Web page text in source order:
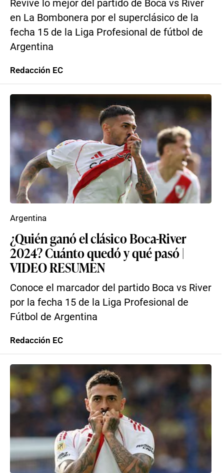
Revive lo mejor del partido de Boca vs River
en La Bombonera por el superclásico de la
fecha 15 de la Liga Profesional de fútbol de
Argentina
Redacción EC
¿Quién ganó el clásico Boca-River
2024? Cuánto quedó y qué pasó |
VIDEO RESUMEN
Conoce el marcador del partido Boca vs River
por la fecha 15 de la Liga Profesional de
Fútbol de Argentina
Argentina
Redacción EC